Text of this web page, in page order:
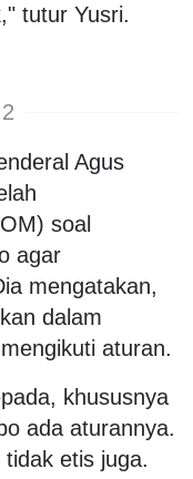
tutur Yusri.
Agus
soal
agar
mengatakan,
dalam
aturan.
khususnya
ada aturannya.
etis juga.